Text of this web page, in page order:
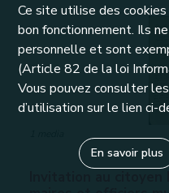
Ce site utilise des
bon fonctionnement. Ils
personnelle et sont
(Article 82 de la loi
Vous pouvez consulter
d’utilisation sur le lien ci-
En savoir plus